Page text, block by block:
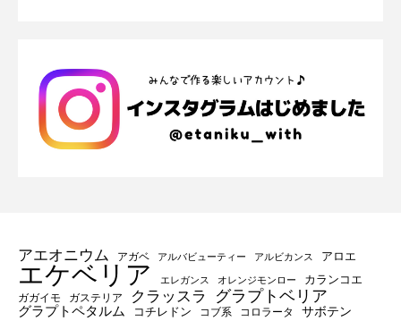
アエオニウム アガベ アルバビューティー アルビカンス アロエ
エケベリア エレガンス オレンジモンロー カランコエ
ガガイモ ガステリア クラッスラ グラプトベリア
グラプトペタルム コチレドン コブ系 コロラータ サボテン